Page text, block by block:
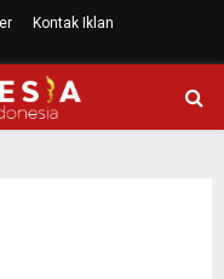
Kontak Iklan